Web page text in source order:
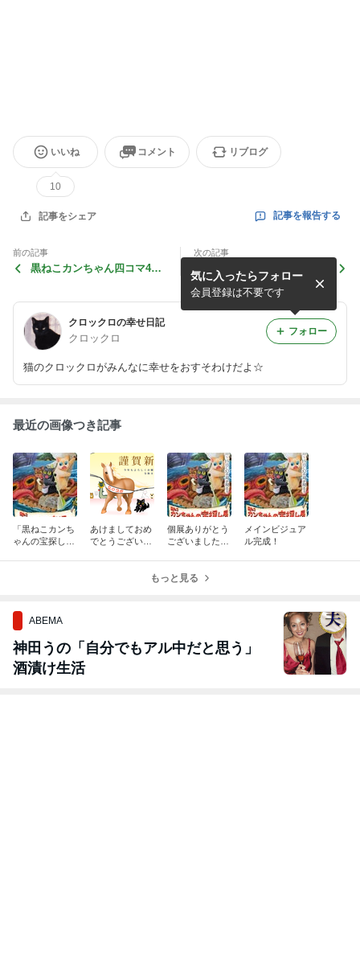
いいね
10
コメント リブログ
記事をシェア 記事を報告する
前の記事
黒ねこカンちゃん四コマ49
次の記事
黒ねこカンちゃん漫画「パン
を作ろう」
クロックロの幸せ日記
クロックロ
猫のクロックロがみんなに幸せをおすそわけだよ☆
気に入ったらフォロー
会員登録は不要です
フォロー
最近の画像つき記事
「黒ねこカンち
ゃんの宝探し」
あけましておめ
でとうございま
個展ありがとう
ございました＆
メインビジュア
ル完成！
もっと見る
ABEMA
神田うの「自分でもアル中だと思う」
酒漬け生活